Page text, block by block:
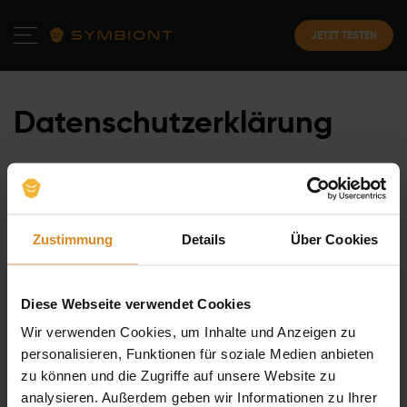
Zustimmung Details Über Cookies
Diese Webseite verwendet Cookies
Wir verwenden Cookies, um Inhalte und Anzeigen zu
personalisieren, Funktionen für soziale Medien anbieten
zu können und die Zugriffe auf unsere Website zu
analysieren. Außerdem geben wir Informationen zu Ihrer
JETZT TESTEN
Datenschutzerklärung
Der Datenschutz ist uns wichtig und wir legen
Wahrung Ihrer Privatsphäre. Nachfolgend möchten
welchem Zweck und auf welcher Rechtsgrundlage
verarbeiten.